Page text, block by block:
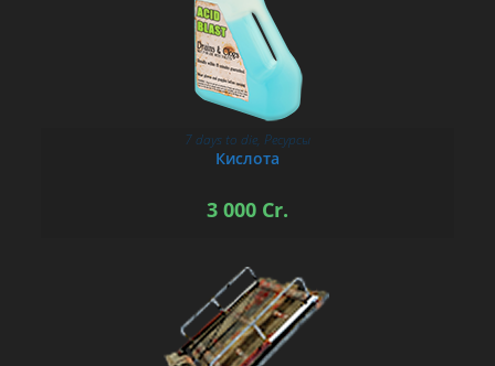
В КОРЗИНУ
7 days to die, Ресурсы
Кислота
3 000 Cr.